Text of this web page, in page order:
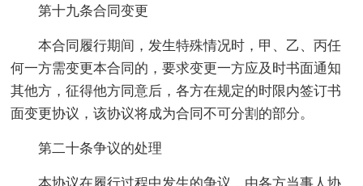
第十九条合同变更
本合同履行期间，发生特殊情况时，甲、乙、丙任
何一方需变更本合同的，要求变更一方应及时书面通知
其他方，征得他方同意后，各方在规定的时限内签订书
面变更协议，该协议将成为合同不可分割的部分。
第二十条争议的处理
本协议在履行过程中发生的争议，由各方当事人协